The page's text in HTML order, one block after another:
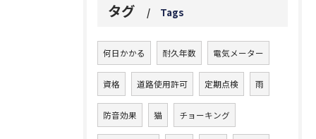
タグ Tags
何日かかる 耐久年数 電気メーター
資格 道路使用許可 定期点検 雨
防音効果 猫 チョーキング